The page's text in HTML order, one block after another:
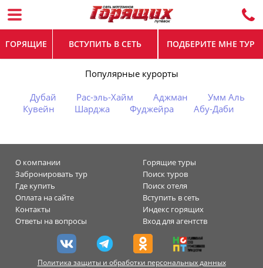
ГОРЯЩИЕ ВСТУПИТЬ В СЕТЬ ПОДБЕРИТЕ МНЕ ТУР
Популярные курорты
Дубай
Рас-эль-Хайм Аджман
Умм Аль
Кувейн
Шарджа Фуджейра Абу-Даби
О компании
Горящие туры
Забронировать тур
Поиск туров
Где купить
Поиск отеля
Оплата на сайте
Вступить в сеть
Контакты
Индекс горящих
Ответы на вопросы
Вход для агентств
Политика защиты и обработки персональных данных